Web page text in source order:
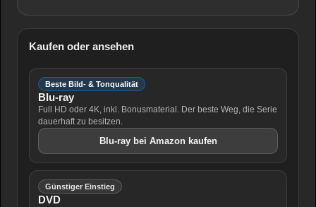
Kaufen oder ansehen
Beste Bild- & Tonqualität
Blu-ray
Full HD oder 4K, inkl. Bonusmaterial. Der beste Weg, die Serie
dauerhaft zu besitzen.
Blu-ray bei Amazon kaufen
Günstiger Einstieg
DVD